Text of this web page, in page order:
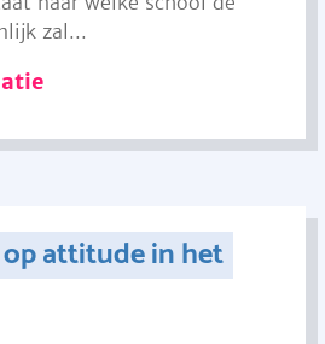
zal...
attitude in het